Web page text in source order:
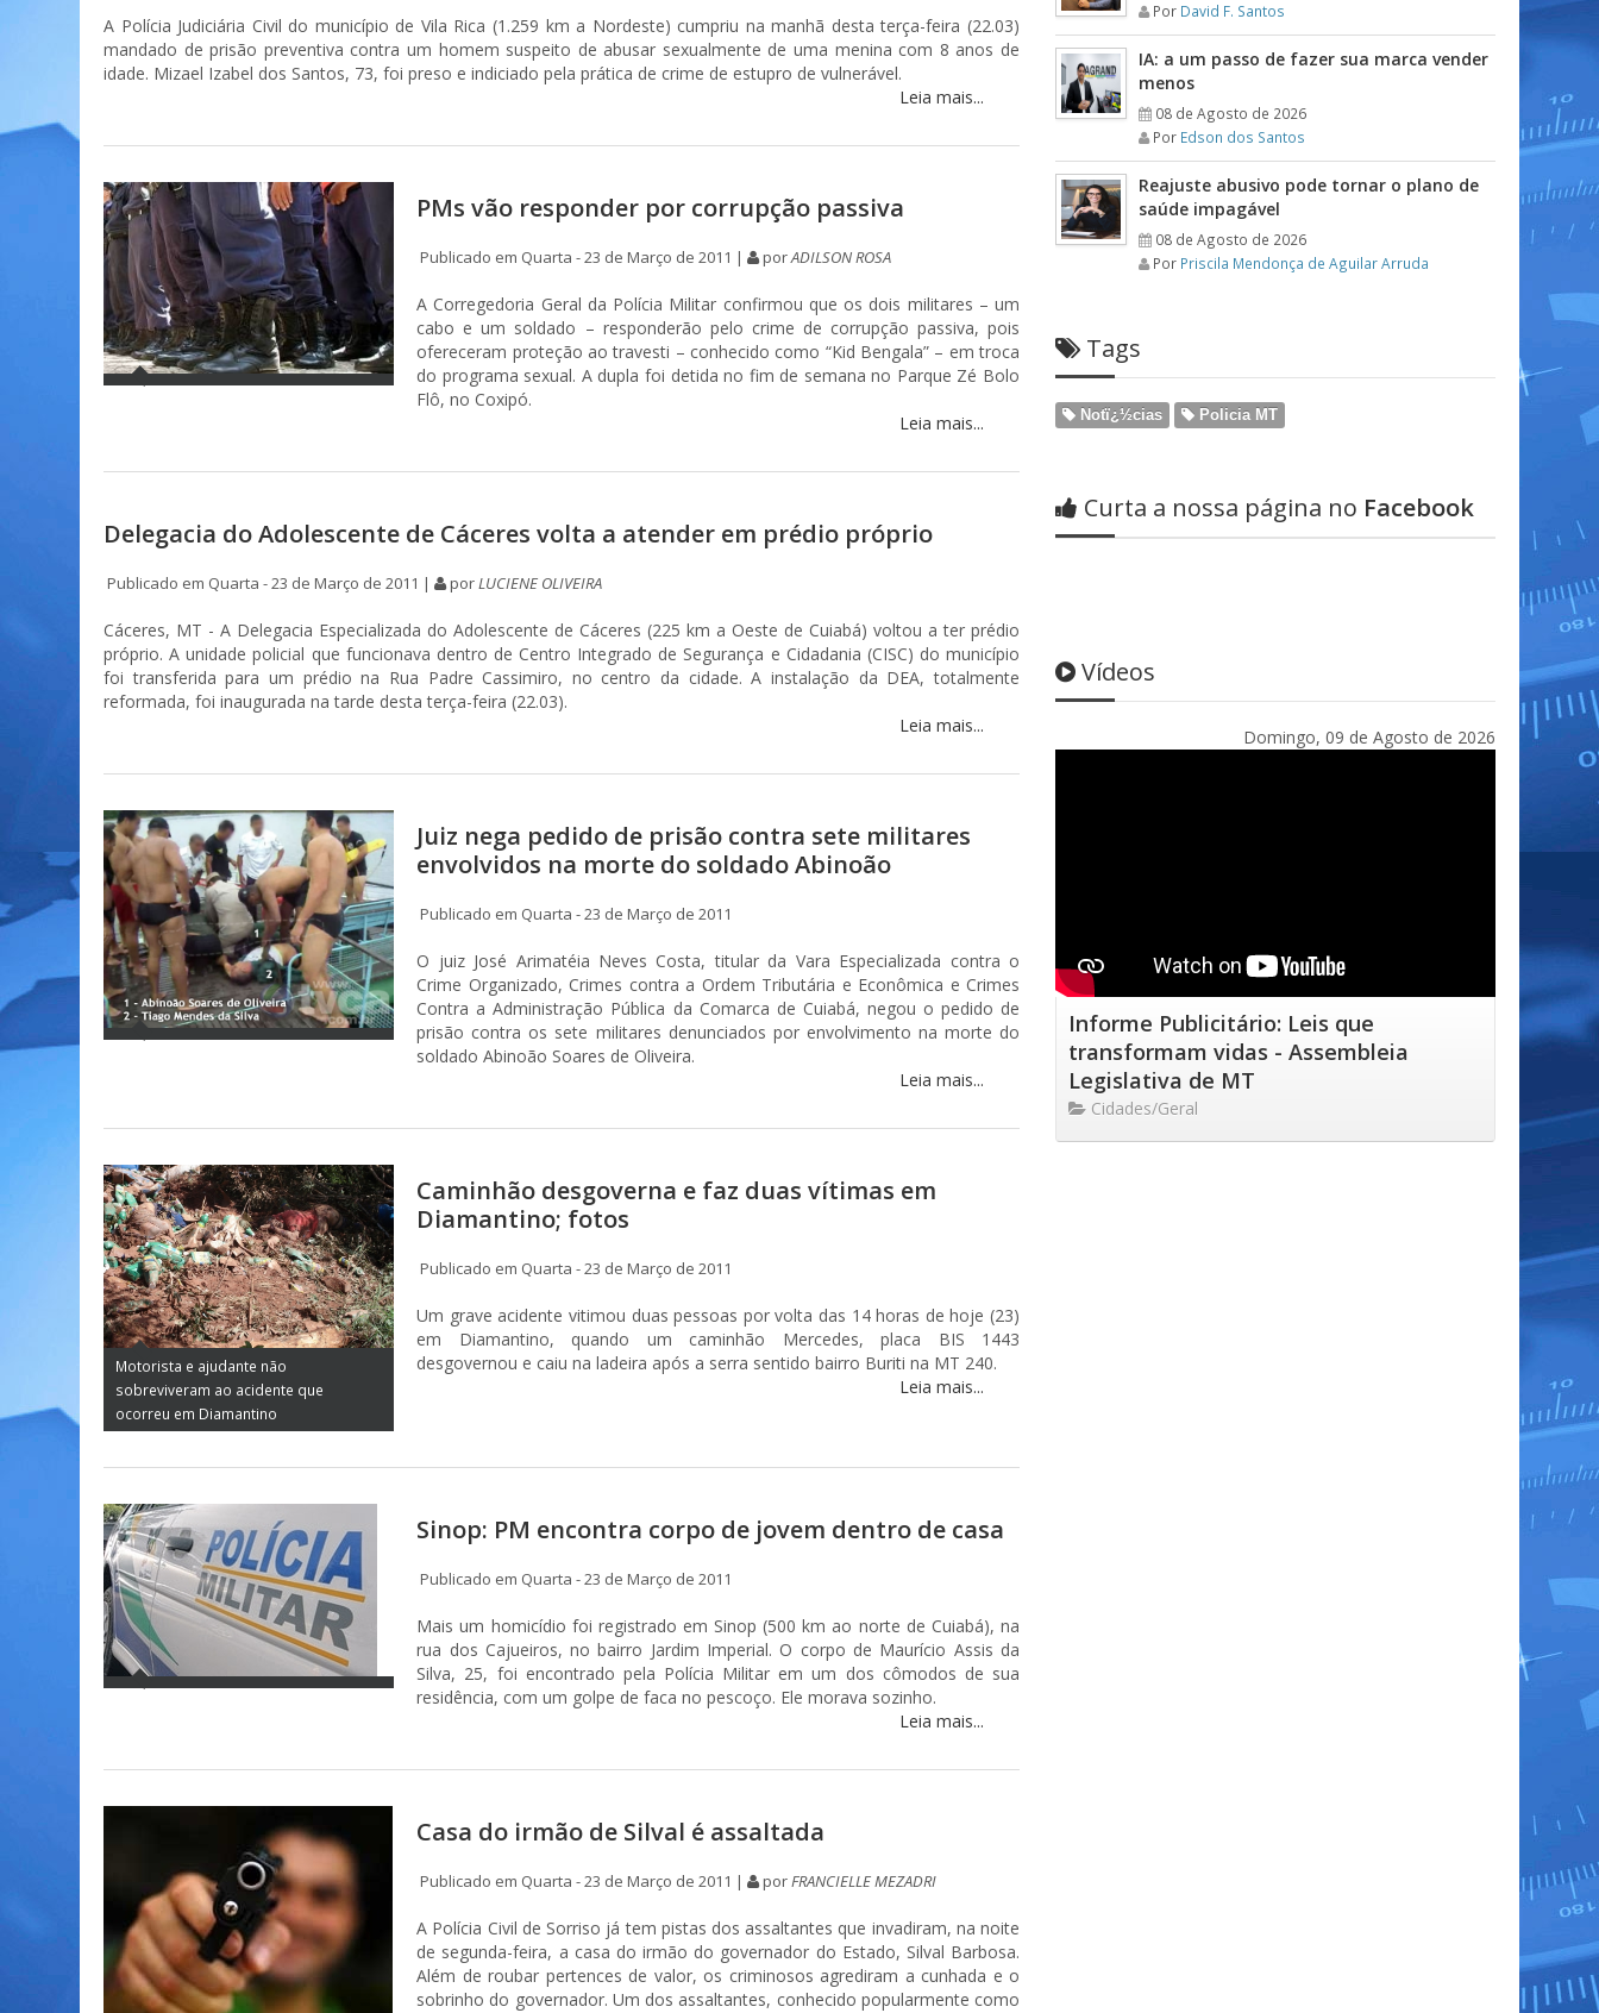
A Polícia Judiciária Civil do município de Vila Rica (1.259 km a Nordeste) cumpriu na manhã desta terça-feira (22.03)
mandado de prisão preventiva contra um homem suspeito de abusar sexualmente de uma menina com 8 anos de
idade. Mizael Izabel dos Santos, 73, foi preso e indiciado pela prática de crime de estupro de vulnerável.
Leia mais...
PMs vão responder por corrupção passiva
Publicado em Quarta - 23 de Março de 2011 | porADILSON ROSA
A Corregedoria Geral da Polícia Militar confirmou que os dois militares – um
cabo e um soldado – responderão pelo crime de corrupção passiva, pois
ofereceram proteção ao travesti – conhecido como “Kid Bengala” – em troca
do programa sexual. A dupla foi detida no fim de semana no Parque Zé Bolo
Flô, no Coxipó.
Leia mais...
Delegacia do Adolescente de Cáceres volta a atender em prédio próprio
Publicado em Quarta - 23 de Março de 2011 | porLUCIENE OLIVEIRA
Cáceres, MT - A Delegacia Especializada do Adolescente de Cáceres (225 km a Oeste de Cuiabá) voltou a ter prédio
próprio. A unidade policial que funcionava dentro de Centro Integrado de Segurança e Cidadania (CISC) do município
foi transferida para um prédio na Rua Padre Cassimiro, no centro da cidade. A instalação da DEA, totalmente
reformada, foi inaugurada na tarde desta terça-feira (22.03).
Leia mais...
Juiz nega pedido de prisão contra sete militares
envolvidos na morte do soldado Abinoão
Publicado em Quarta - 23 de Março de 2011
O juiz José Arimatéia Neves Costa, titular da Vara Especializada contra o
Crime Organizado, Crimes contra a Ordem Tributária e Econômica e Crimes
Contra a Administração Pública da Comarca de Cuiabá, negou o pedido de
prisão contra os sete militares denunciados por envolvimento na morte do
soldado Abinoão Soares de Oliveira.
Leia mais...
Motorista e ajudante não
sobreviveram ao acidente que
ocorreu em Diamantino
Caminhão desgoverna e faz duas vítimas em
Diamantino; fotos
Publicado em Quarta - 23 de Março de 2011
Um grave acidente vitimou duas pessoas por volta das 14 horas de hoje (23)
em Diamantino, quando um caminhão Mercedes, placa BIS 1443
desgovernou e caiu na ladeira após a serra sentido bairro Buriti na MT 240.
Leia mais...
Sinop: PM encontra corpo de jovem dentro de casa
Publicado em Quarta - 23 de Março de 2011
Mais um homicídio foi registrado em Sinop (500 km ao norte de Cuiabá), na
rua dos Cajueiros, no bairro Jardim Imperial. O corpo de Maurício Assis da
Silva, 25, foi encontrado pela Polícia Militar em um dos cômodos de sua
residência, com um golpe de faca no pescoço. Ele morava sozinho.
Leia mais...
Casa do irmão de Silval é assaltada
Publicado em Quarta - 23 de Março de 2011 | porFRANCIELLE MEZADRI
A Polícia Civil de Sorriso já tem pistas dos assaltantes que invadiram, na noite
de segunda-feira, a casa do irmão do governador do Estado, Silval Barbosa.
Além de roubar pertences de valor, os criminosos agrediram a cunhada e o
sobrinho do governador. Um dos assaltantes, conhecido popularmente como
Por David F. Santos
IA: a um passo de fazer sua marca vender
menos
08 de Agosto de 2026
Por Edson dos Santos
Reajuste abusivo pode tornar o plano de
saúde impagável
08 de Agosto de 2026
Por Priscila Mendonça de Aguilar Arruda
Tags
Notï¿½cias Policia MT
Curta a nossa página no Facebook
Vídeos
Domingo, 09 de Agosto de 2026
Informe Publicitário: Leis que
transformam vidas - Assembleia
Legislativa de MT
Cidades/Geral